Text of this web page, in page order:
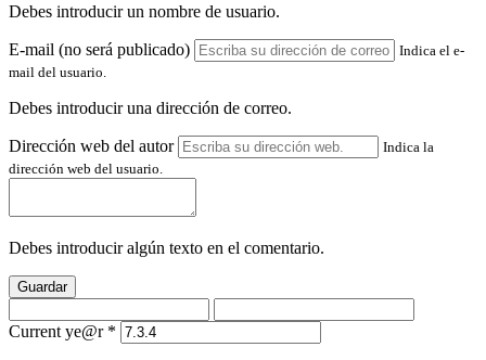
Debes introducir un nombre de usuario.
E-mail (no será publicado)
Indica el e-
mail del usuario.
Debes introducir una dirección de correo.
Dirección web del autor
Indica la
dirección web del usuario.
Debes introducir algún texto en el comentario.
Guardar
Current ye@r *